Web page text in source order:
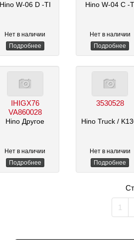
Hino W-06 D -TI
Нет в наличии
Подробнее
Hino W-04 C -T
Нет в наличии
Подробнее
IHIGX76
VA860028
Hino Другое
Нет в наличии
Подробнее
3530528
Hino Truck/
Нет в наличии
Подробнее
1